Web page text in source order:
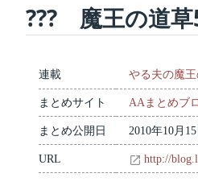
??? 魔王の道草
連載 やる夫の魔王
まとめサイト AAまとめブ
まとめ公開日 2010年10月
URL http://